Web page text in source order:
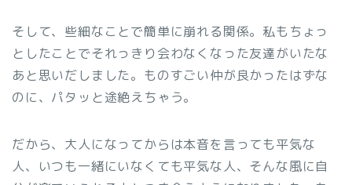
そして、些細なことで簡単に崩れる関係。私もちょっ
としたことでそれっきり会わなくなった友達がいたな
あと思いだしました。ものすごい仲が良かったはずな
のに、パタッと途絶えちゃう。
だから、大人になってからは本音を言っても平気な
人、いつも一緒にいなくても平気な人、そんな風に自